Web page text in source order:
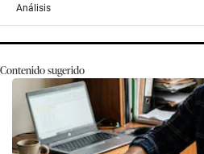
Análisis
Contenido sugerido